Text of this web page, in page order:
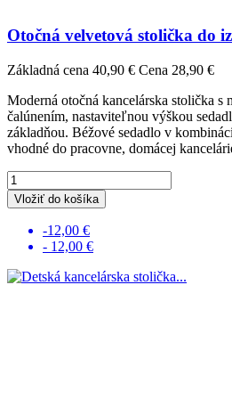
Otočná velvetová stolička do
Základná cena 40,90 € Cena 28,90 €
Moderná otočná kancelárska stolička s
čalúnením, nastaviteľnou výškou
základňou. Béžové sedadlo v
vhodné do pracovne, domácej
Vložiť do košíka
-12,00 €
- 12,00 €